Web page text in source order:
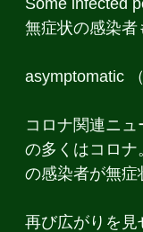
Some infected
無症状の感染
asymptomatic
コロナ関連ニ
の多くはコロナ
の感染者が無症
再び広がりを